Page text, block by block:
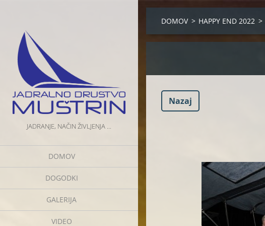
JADRANJE, NAČIN ŽIVLJENJA ...
DOMOV
DOGODKI
GALERIJA
VIDEO
DOMOV > HAPPY END 2022 >
Nazaj